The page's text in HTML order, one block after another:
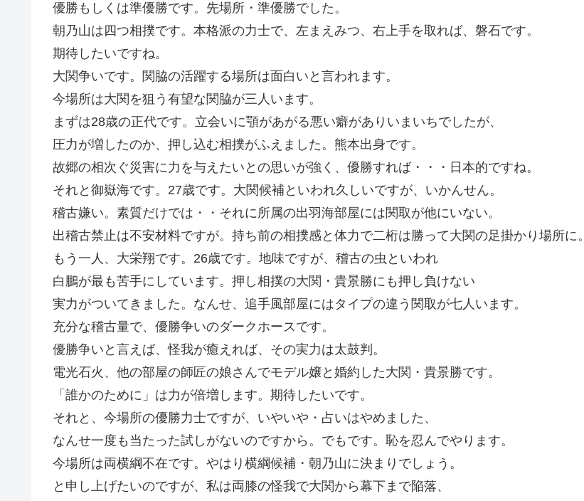
優勝もしくは準優勝です。先場所・準優勝でした。
朝乃山は四つ相撲です。本格派の力士で、左まえみつ、右上手を取れば、磐石です。
期待したいですね。
大関争いです。関脇の活躍する場所は面白いと言われます。
今場所は大関を狙う有望な関脇が三人います。
まずは28歳の正代です。立会いに顎があがる悪い癖がありいまいちでしたが、
圧力が増したのか、押し込む相撲がふえました。熊本出身です。
故郷の相次ぐ災害に力を与えたいとの思いが強く、優勝すれば・・・日本的ですね。
それと御嶽海です。27歳です。大関候補といわれ久しいですが、いかんせん。
稽古嫌い。素質だけでは・・それに所属の出羽海部屋には関取が他にいない。
出稽古禁止は不安材料ですが。持ち前の相撲感と体力で二桁は勝って大関の足掛かり場所に。
もう一人、大栄翔です。26歳です。地味ですが、稽古の虫といわれ
白鵬が最も苦手にしています。押し相撲の大関・貴景勝にも押し負けない
実力がついてきました。なんせ、追手風部屋にはタイプの違う関取が七人います。
充分な稽古量で、優勝争いのダークホースです。
優勝争いと言えば、怪我が癒えれば、その実力は太鼓判。
電光石火、他の部屋の師匠の娘さんでモデル嬢と婚約した大関・貴景勝です。
「誰かのために」は力が倍増します。期待したいです。
それと、今場所の優勝力士ですが、いやいや・占いはやめました、
なんせ一度も当たった試しがないのですから。でもです。恥を忍んでやります。
今場所は両横綱不在です。やはり横綱候補・朝乃山に決まりでしょう。
と申し上げたいのですが、私は両膝の怪我で大関から幕下まで陥落、